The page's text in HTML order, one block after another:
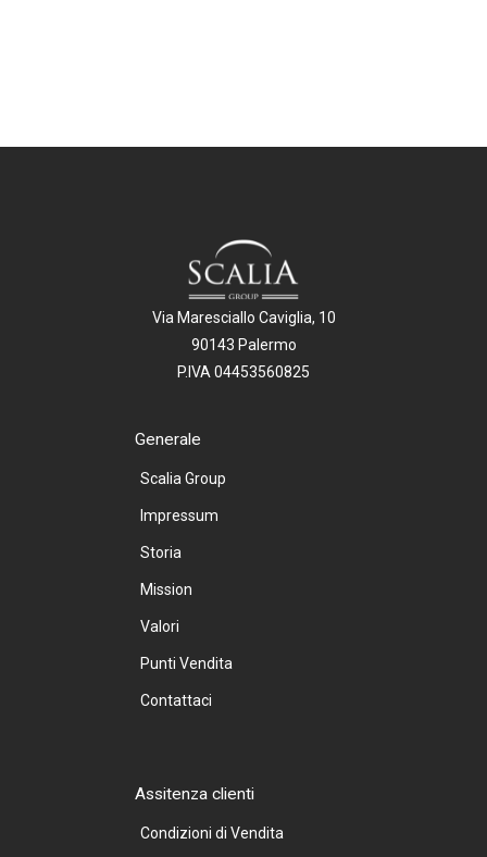
Via Maresciallo Caviglia, 10
90143 Palermo
P.IVA 04453560825
Generale
Scalia Group
Impressum
Storia
Mission
Valori
Punti Vendita
Contattaci
Assitenza clienti
Condizioni di Vendita